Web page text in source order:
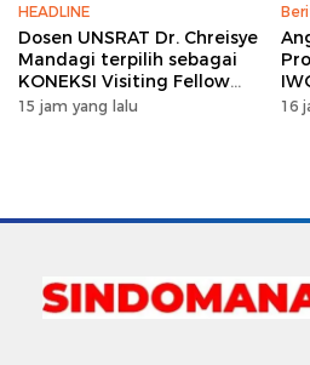
HEADLINE
Dosen UNSRAT Dr. Chreisye
Mandagi terpilih sebagai
KONEKSI Visiting Fellow
2026 di Australia
15 jam yang lalu 16